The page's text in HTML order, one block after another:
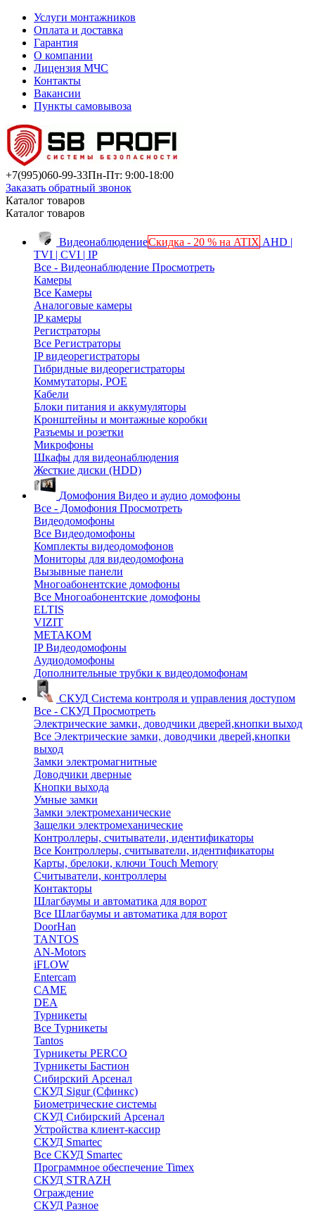
Услуги монтажников
Оплата и доставка
Гарантия
О компании
Лицензия МЧС
Контакты
Вакансии
Пункты самовывоза
+7(995)060-99-33Пн-Пт: 9:00-18:00
Заказать обратный звонок
Каталог товаров
Каталог товаров
ВидеонаблюдениеСкидка - 20 % на ATIX AHD |
TVI | CVI | IP
Все - Видеонаблюдение Просмотреть
Камеры
Все Камеры
Аналоговые камеры
IP камеры
Регистраторы
Все Регистраторы
IP видеорегистраторы
Гибридные видеорегистраторы
Коммутаторы, POE
Кабели
Блоки питания и аккумуляторы
Кронштейны и монтажные коробки
Разъемы и розетки
Микрофоны
Шкафы для видеонаблюдения
Жесткие диски (HDD)
Домофония Видео и аудио домофоны
Все - Домофония Просмотреть
Видеодомофоны
Все Видеодомофоны
Комплекты видеодомофонов
Мониторы для видеодомофона
Вызывные панели
Многоабонентские домофоны
Все Многоабонентские домофоны
ELTIS
VIZIT
МЕТАКОМ
IP Видеодомофоны
Аудиодомофоны
Дополнительные трубки к видеодомофонам
СКУД Система контроля и управления доступом
Все - СКУД Просмотреть
Электрические замки, доводчики дверей,кнопки выход
Все Электрические замки, доводчики дверей,кнопки
выход
Замки электромагнитные
Доводчики дверные
Кнопки выхода
Умные замки
Замки электромеханические
Защелки электромеханические
Контроллеры, считыватели, идентификаторы
Все Контроллеры, считыватели, идентификаторы
Карты, брелоки, ключи Touch Memory
Считыватели, контроллеры
Контакторы
Шлагбаумы и автоматика для ворот
Все Шлагбаумы и автоматика для ворот
DoorHan
TANTOS
AN-Motors
iFLOW
Entercam
CAME
DEA
Турникеты
Все Турникеты
Tantos
Турникеты PERCO
Турникеты Бастион
Сибирский Арсенал
СКУД Sigur (Сфинкс)
Биометрические системы
СКУД Сибирский Арсенал
Устройства клиент-кассир
СКУД Smartec
Все СКУД Smartec
Программное обеспечение Timex
СКУД STRAZH
Ограждение
СКУД Разное